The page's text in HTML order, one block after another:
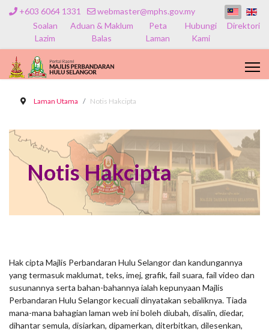
+603 6064 1331
webmaster@mphs.gov.my
Soalan
Lazim
Aduan & Maklum
Balas
Peta
Laman
Hubungi
Kami
Direktori
Laman Utama Notis Hakcipta
Notis Hakcipta
Hak cipta Majlis Perbandaran Hulu Selangor dan kandungannya
yang termasuk maklumat, teks, imej, grafik, fail suara, fail video dan
susunannya serta bahan-bahannya ialah kepunyaan Majlis
Perbandaran Hulu Selangor kecuali dinyatakan sebaliknya. Tiada
mana-mana bahagian laman web ini boleh diubah, disalin, diedar,
dihantar semula, disiarkan, dipamerkan, diterbitkan, dilesenkan,